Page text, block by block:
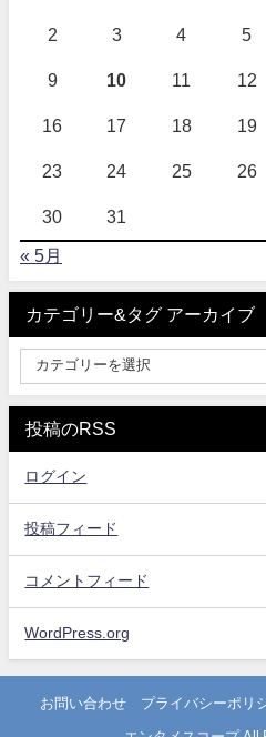
2 3 4 5
9 10 11 12
16 17 18 19
23 24 25 26
30 31
« 5月
カテゴリー&タグ アーカイブ
投稿のRSS
ログイン
投稿フィード
コメントフィード
WordPress.org
お問い合わせ プライバシーポリ